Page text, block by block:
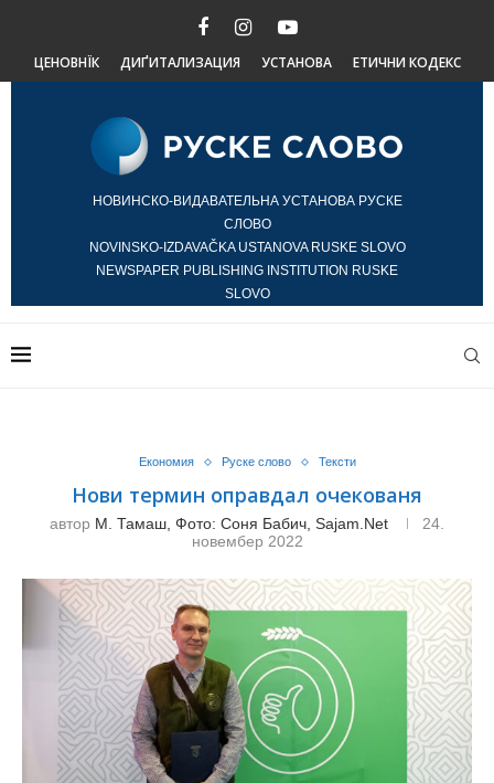
ЦЕНОВНЇК ДИҐИТАЛИЗАЦИЯ УСТАНОВА ЕТИЧНИ КОДЕКС
НОВИНСКО-ВИДАВАТЕЛЬНА УСТАНОВА РУСКЕ
СЛОВО
NOVINSKO-IZDAVAČKA USTANOVA RUSKE SLOVO
NEWSPAPER PUBLISHING INSTITUTION RUSKE
SLOVO
Економия Руске слово Тексти
Нови термин оправдал очекованя
автор М. Тамаш, Фото: Соня Бабич, Sajam.net
24.
новембер 2022